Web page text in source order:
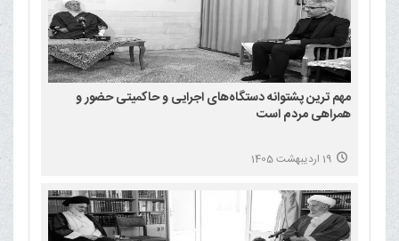
مهم ترین پشتوانه دستگاه‌های اجرایی و حاکمیتی حضور و
همراهی مردم است
19 اردیبهشت 1405